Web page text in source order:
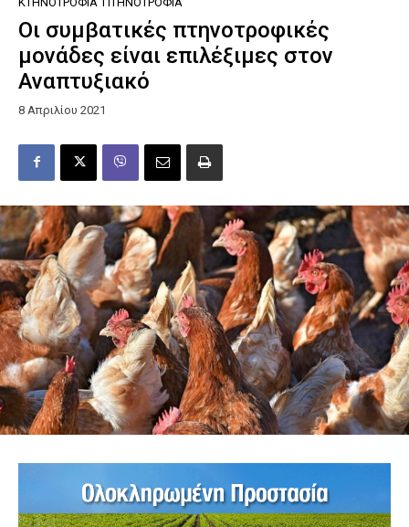
Οι συμβατικές πτηνοτροφικές
μονάδες είναι επιλέξιμες στον
Αναπτυξιακό
8 Απριλίου 2021